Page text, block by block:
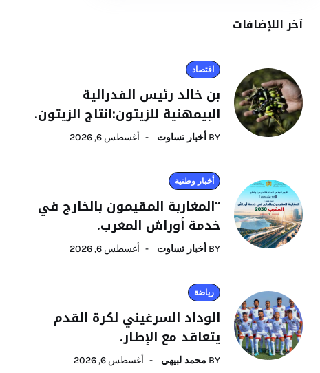
آخر اللإضافات
اقتصاد
بن خالد رئيس الفدرالية
البيمهنية للزيتون:انتاج الزيتون.
BY أخبار تساوت أغسطس 6, 2026
أخبار وطنية
“المغاربة المقيمون بالخارج في
خدمة أوراش المغرب.
BY أخبار تساوت أغسطس 6, 2026
رياضة
الوداد السرغيني لكرة القدم
يتعاقد مع الإطار.
BY محمد لبيهي أغسطس 6, 2026